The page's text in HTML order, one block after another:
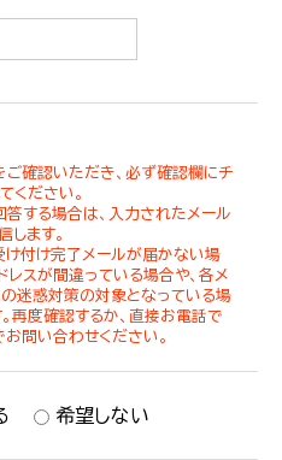
ご確認いただき、必ず確認欄にチ
ください。
答する場合は、入力されたメール
します。
け付け完了メールが届かない場
レスが間違っている場合や、各メ
の迷惑対策の対象となっている場
再度確認するか、直接お電話で
問い合わせください。
希望しない